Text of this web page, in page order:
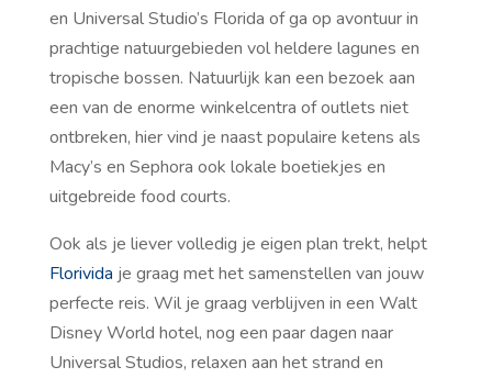
en Universal Studio’s Florida of ga op avontuur in
prachtige natuurgebieden vol heldere lagunes en
tropische bossen. Natuurlijk kan een bezoek aan
een van de enorme winkelcentra of outlets niet
ontbreken, hier vind je naast populaire ketens als
Macy’s en Sephora ook lokale boetiekjes en
uitgebreide food courts.
Ook als je liever volledig je eigen plan trekt, helpt
Florivida je graag met het samenstellen van jouw
perfecte reis. Wil je graag verblijven in een Walt
Disney World hotel, nog een paar dagen naar
Universal Studios, relaxen aan het strand en